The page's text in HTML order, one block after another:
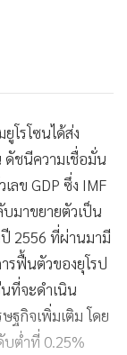
โรโซนได้ส่ง
ชนีความเชื่อมั่น
ลข GDP ซึ่ง IMF
มาขยายตัวเป็น
2556 ที่ผ่านมามี
รฟื้นตัวของยุโรป
ที่จะดำเนิน
ฐกิจเพิ่มเติม โดย
บต่ำที่ 0.25%